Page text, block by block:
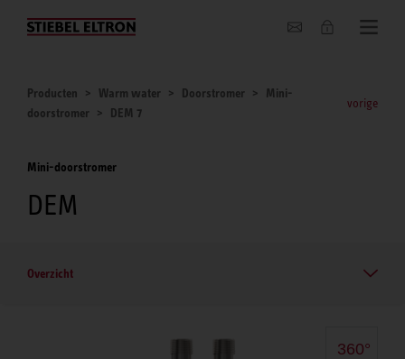
Actueel
Producten Warm water Doorstromer
Mini-
doorstromer
DEM 7
vorige
Mini-doorstromer
DEM
Overzicht
360°